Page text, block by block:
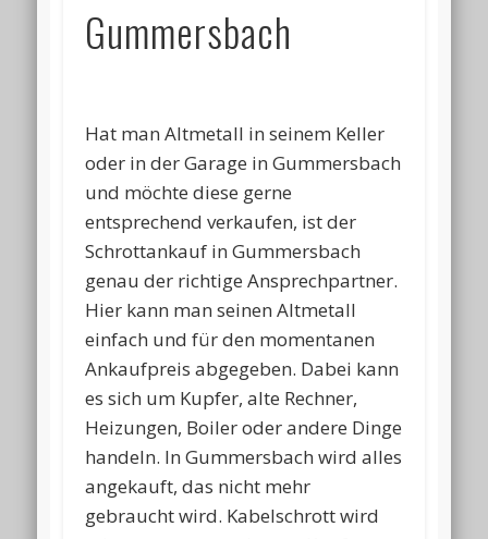
Gummersbach
Hat man Altmetall in seinem Keller
oder in der Garage in Gummersbach
und möchte diese gerne
entsprechend verkaufen, ist der
Schrottankauf in Gummersbach
genau der richtige Ansprechpartner.
Hier kann man seinen Altmetall
einfach und für den momentanen
Ankaufpreis abgegeben. Dabei kann
es sich um Kupfer, alte Rechner,
Heizungen, Boiler oder andere Dinge
handeln. In Gummersbach wird alles
angekauft, das nicht mehr
gebraucht wird. Kabelschrott wird